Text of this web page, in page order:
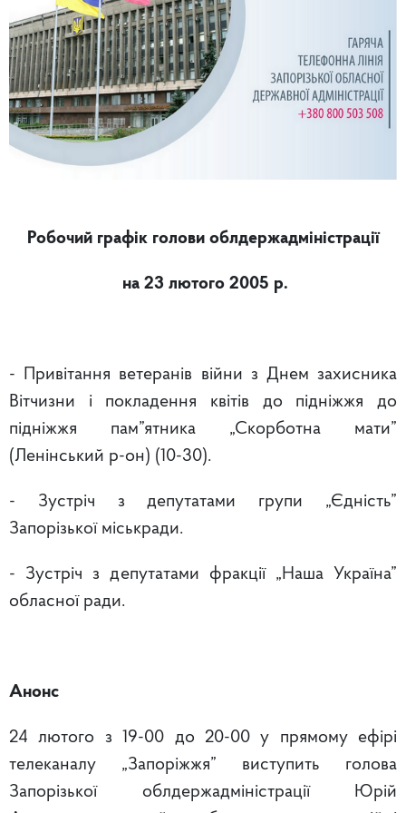
Робочий графік голови облдержадміністрації
на 23 лютого 2005 р.
- Привітання ветеранів війни з Днем захисника
Вітчизни і покладення квітів до підніжжя до
підніжжя пам”ятника „Скорботна мати”
(Ленінський р-он) (10-30).
- Зустріч з депутатами групи „Єдність”
Запорізької міськради.
- Зустріч з депутатами фракції „Наша Україна”
обласної ради.
Анонс
24 лютого з 19-00 до 20-00 у прямому ефірі
телеканалу „Запоріжжя” виступить голова
Запорізької облдержадміністрації Юрій